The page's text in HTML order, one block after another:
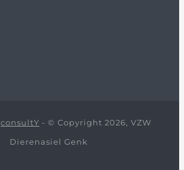
consultY - © Copyright 2026, VZW
Dierenasiel Genk